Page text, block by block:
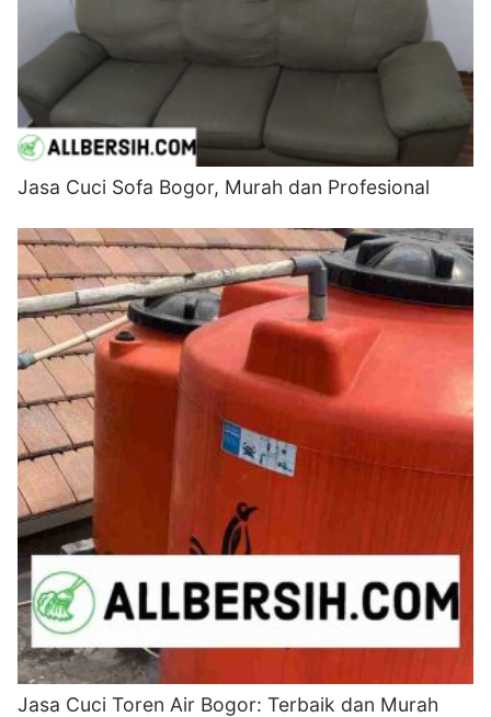
Jasa Cuci Sofa Bogor, Murah dan Profesional
Jasa Cuci Toren Air Bogor: Terbaik dan Murah